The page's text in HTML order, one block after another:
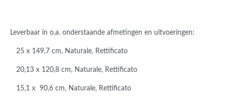
Leverbaar in o.a. onderstaande afmetingen en uitvoeringen:
25 x 149,7 cm, Naturale, Rettificato
20,13 x 120,8 cm, Naturale, Rettificato
15,1 x 90,6 cm, Naturale, Rettificato